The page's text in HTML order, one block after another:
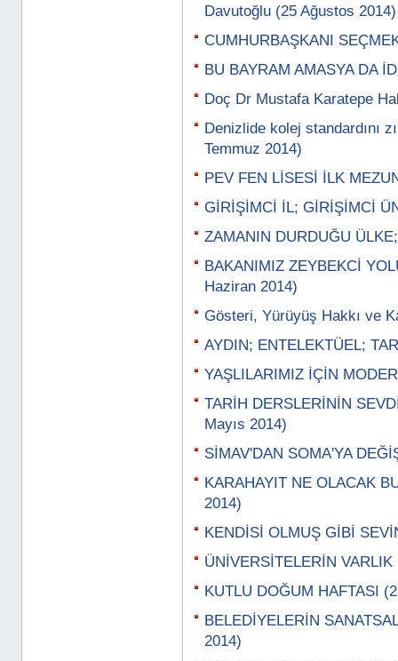
Davutoğlu (25 Ağustos 2014)
CUMHURBAŞKANI
BU BAYRAM AMASYA DA
Doç Dr Mustafa Karatepe
Denizlide kolej standardını
Temmuz 2014)
PEV FEN LİSESİ İLK
GİRİŞİMCİ İL; GİRİŞİMCİ
ZAMANIN DURDUĞU
BAKANIMIZ ZEYBEKCİ
Haziran 2014)
Gösteri, Yürüyüş Hakkı ve
AYDIN; ENTELEKTÜEL;
YAŞLILARIMIZ İÇİN
TARİH DERSLERİNİN
Mayıs 2014)
SİMAV'DAN SOMA'YA
KARAHAYIT NE OLACAK
2014)
KENDİSİ OLMUŞ GİBİ
ÜNİVERSİTELERİN
KUTLU DOĞUM HAFTASI
BELEDİYELERİN
2014)